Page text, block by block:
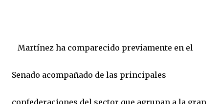
Martínez ha comparecido previamente en el
Senado acompañado de las principales